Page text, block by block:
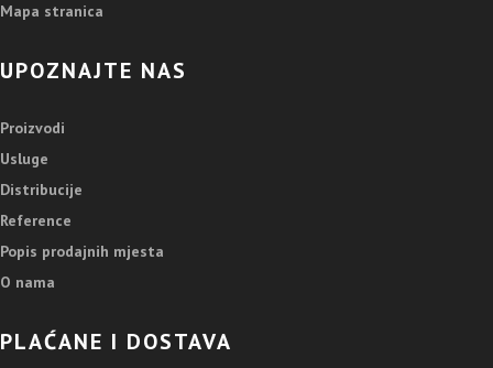
Mapa stranica
UPOZNAJTE NAS
Proizvodi
Usluge
Distribucije
Reference
Popis prodajnih mjesta
O nama
PLAĆANE I DOSTAVA